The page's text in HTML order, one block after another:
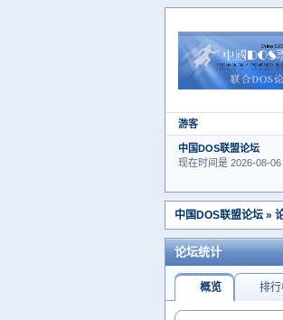
游客
中国DOS联盟论坛
现在时间是 2026-08-06
中国DOS联盟论坛 »
论坛统计
概览 排行